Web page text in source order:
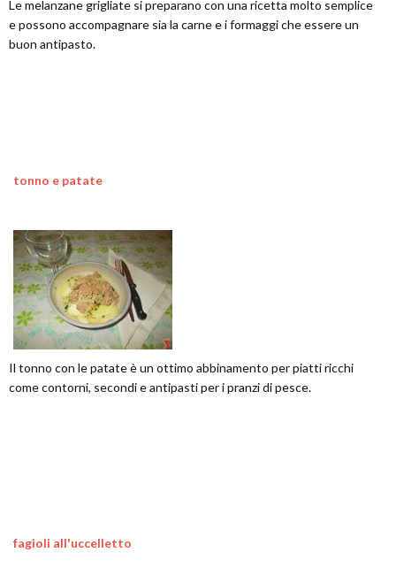
Le melanzane grigliate si preparano con una ricetta molto semplice
e possono accompagnare sia la carne e i formaggi che essere un
buon antipasto.
tonno e patate
Il tonno con le patate è un ottimo abbinamento per piatti ricchi
come contorni, secondi e antipasti per i pranzi di pesce.
fagioli all'uccelletto